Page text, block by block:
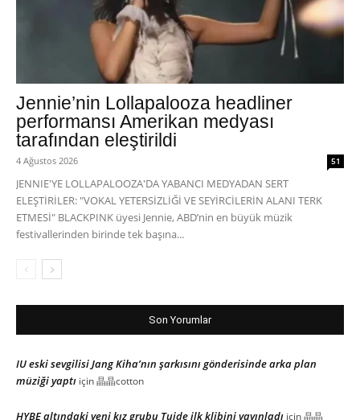
Jennie’nin Lollapalooza headliner
performansı Amerikan medyası
tarafından eleştirildi
4 Ağustos 2026 51
JENNIE'YE LOLLAPALOOZA'DA YABANCI MEDYADAN SERT
ELEŞTİRİLER: "VOKAL YETERSİZLİĞİ VE SEYİRCİLERİN ALANI TERK
ETMESİ" BLACKPINK üyesi Jennie, ABD’nin en büyük müzik
festivallerinden birinde tek başına...
Son Yorumlar
IU eski sevgilisi Jang Kiha’nın şarkısını gönderisinde arka plan
müziği yaptı için晶晶cotton
HYBE altındaki yeni kız grubu Tuide ilk klibini yayınladı için晶晶